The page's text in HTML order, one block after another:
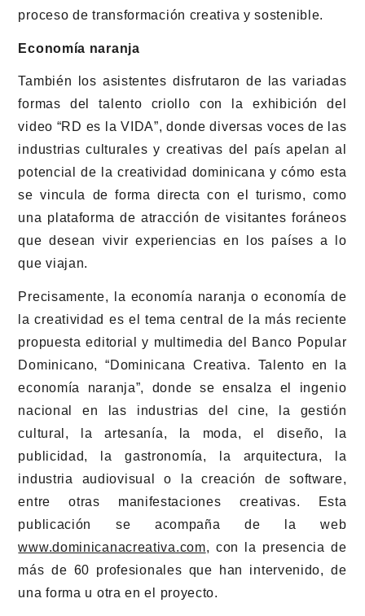
proceso de transformación creativa y sostenible.
Economía naranja
También los asistentes disfrutaron de las variadas
formas del talento criollo con la exhibición del
video “RD es la VIDA”, donde diversas voces de las
industrias culturales y creativas del país apelan al
potencial de la creatividad dominicana y cómo esta
se vincula de forma directa con el turismo, como
una plataforma de atracción de visitantes foráneos
que desean vivir experiencias en los países a lo
que viajan.
Precisamente, la economía naranja o economía de
la creatividad es el tema central de la más reciente
propuesta editorial y multimedia del Banco Popular
Dominicano, “Dominicana Creativa. Talento en la
economía naranja”, donde se ensalza el ingenio
nacional en las industrias del cine, la gestión
cultural, la artesanía, la moda, el diseño, la
publicidad, la gastronomía, la arquitectura, la
industria audiovisual o la creación de software,
entre otras manifestaciones creativas. Esta
publicación se acompaña de la web
www.dominicanacreativa.com, con la presencia de
más de 60 profesionales que han intervenido, de
una forma u otra en el proyecto.